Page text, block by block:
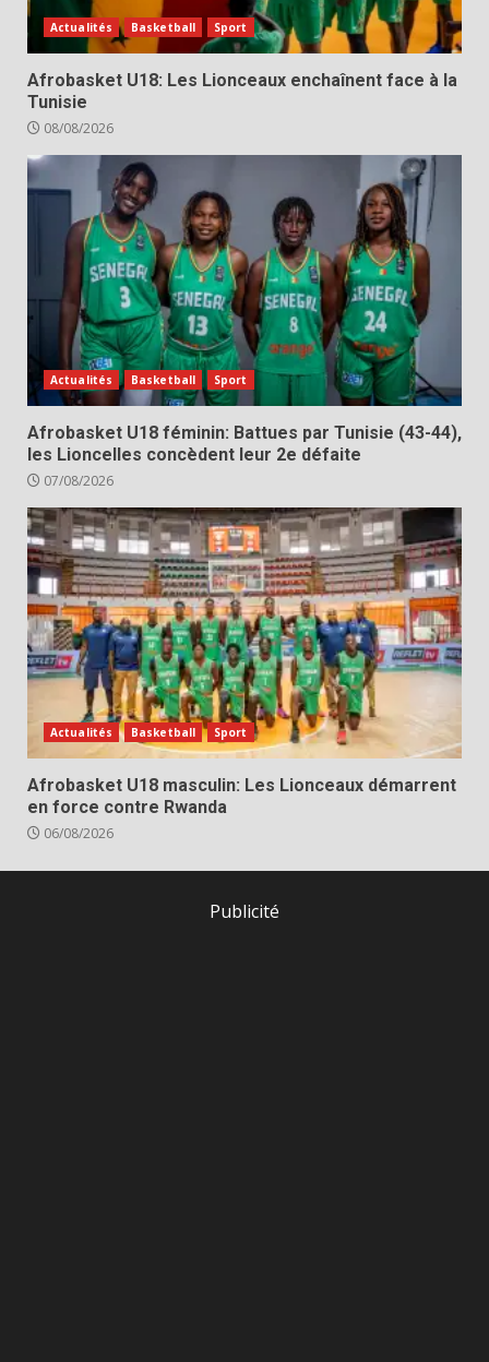
Actualités Basketball Sport
Afrobasket U18: Les Lionceaux enchaînent face à la
Tunisie
08/08/2026
Actualités Basketball Sport
Afrobasket U18 féminin: Battues par Tunisie (43-44),
les Lioncelles concèdent leur 2e défaite
07/08/2026
Actualités Basketball Sport
Afrobasket U18 masculin: Les Lionceaux démarrent
en force contre Rwanda
06/08/2026
Publicité